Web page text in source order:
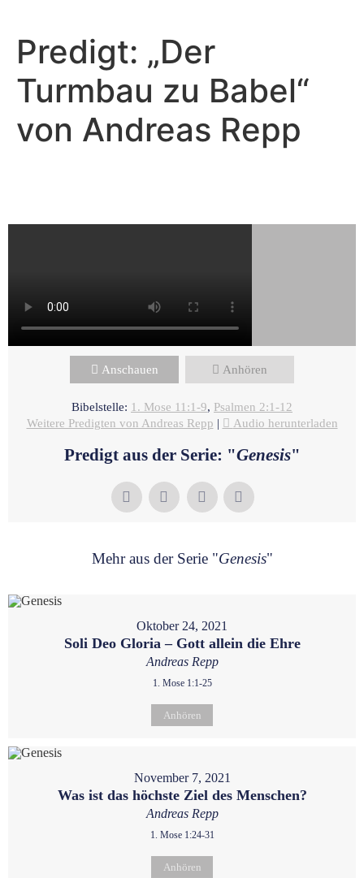
Predigt: „Der
Turmbau zu Babel“
von Andreas Repp
Anschauen Anhören
Bibelstelle: 1. Mose 11:1-9, Psalmen 2:1-12
Weitere Predigten von Andreas Repp | Audio herunterladen
Predigt aus der Serie: "Genesis"
Mehr aus der Serie "Genesis"
Oktober 24, 2021
Soli Deo Gloria – Gott allein die Ehre
Andreas Repp
1. Mose 1:1-25
Anhören
November 7, 2021
Was ist das höchste Ziel des Menschen?
Andreas Repp
1. Mose 1:24-31
Anhören